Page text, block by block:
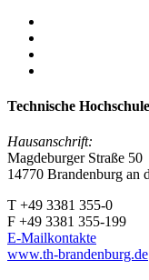
Technische
Hausanschrift:
Magdeburger Straße 50
14770 Brandenburg an
T +49 3381 355-0
F +49 3381 355-199
E-Mailkontakte
www.th-brandenburg.de